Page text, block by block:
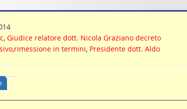
, Giudice relatore dott. Nicola Graziano decreto
in termini, Presidente dott. Aldo